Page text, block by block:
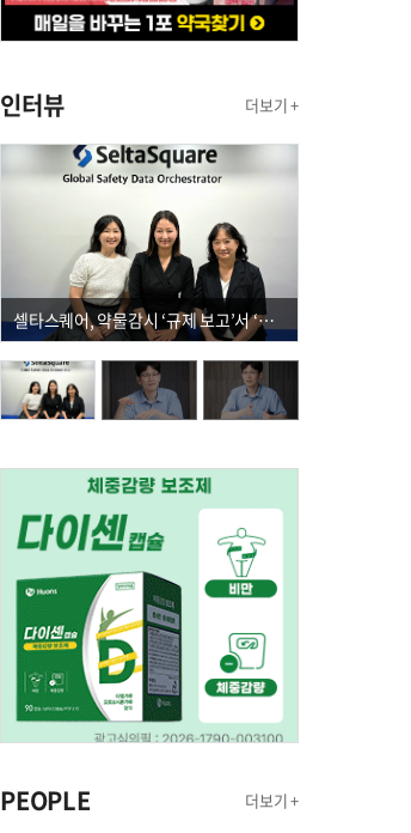
인터뷰 더보기 +
셀타스퀘어, 약물감시 ‘규제 보고’서 ‘데이터 의사결정’으로 "PVX 전환 요구 커진다"
PEOPLE 더보기 +